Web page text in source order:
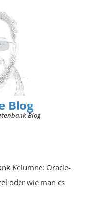
Blog
Blog
Kolumne: Oracle-
oder wie man es